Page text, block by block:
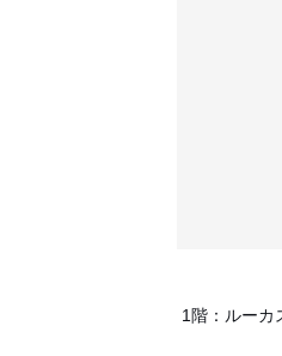
1階：ルー